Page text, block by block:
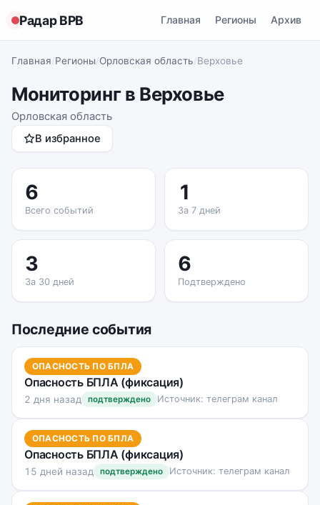
Радар ВРВ Главная Регионы Архив
Главная/Регионы/Орловская область/Верховье
Мониторинг в Верховье
Орловская область
В избранное
6
Всего событий
1
За 7 дней
3
За 30 дней
6
Подтверждено
Последние события
ОПАСНОСТЬ ПО БПЛА
Опасность БПЛА (фиксация)
2 дня назад подтверждено Источник: телеграм канал
ОПАСНОСТЬ ПО БПЛА
Опасность БПЛА (фиксация)
15 дней назад подтверждено Источник: телеграм канал